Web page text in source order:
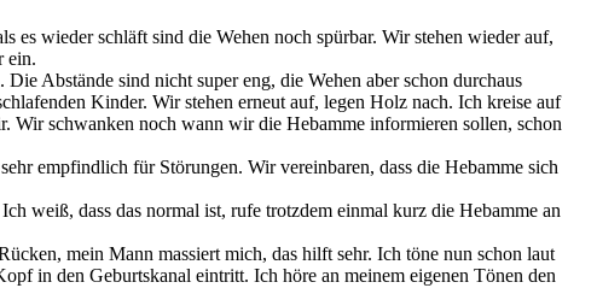
wieder schläft sind die Wehen noch spürbar. Wir stehen wieder auf,
ein.
Abstände sind nicht super eng, die Wehen aber schon durchaus
Kinder. Wir stehen erneut auf, legen Holz nach. Ich kreise auf
Wir schwanken noch wann wir die Hebamme informieren sollen, schon
empfindlich für Störungen. Wir vereinbaren, dass die Hebamme sich
weiß, dass das normal ist, rufe trotzdem einmal kurz die Hebamme an
mein Mann massiert mich, das hilft sehr. Ich töne nun schon laut
in den Geburtskanal eintritt. Ich höre an meinem eigenen Tönen den